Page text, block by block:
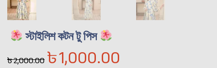
স্টাইলিশ কটন টু পিস
৳2,000.00৳1,000.00